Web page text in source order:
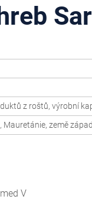
Sarl
z roštů, výrobní
Mauretánie, země
V